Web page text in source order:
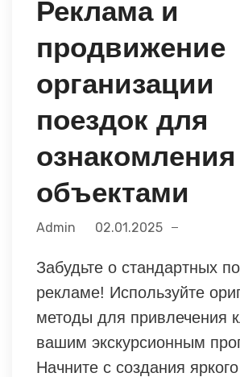
Реклама и
продвижение
организации
поездок для
объектами
Admin 02.01.2025
Забудьте о стандартных
рекламе! Используйте
методы для привлечения
вашим экскурсионным
Начните с создания яркого